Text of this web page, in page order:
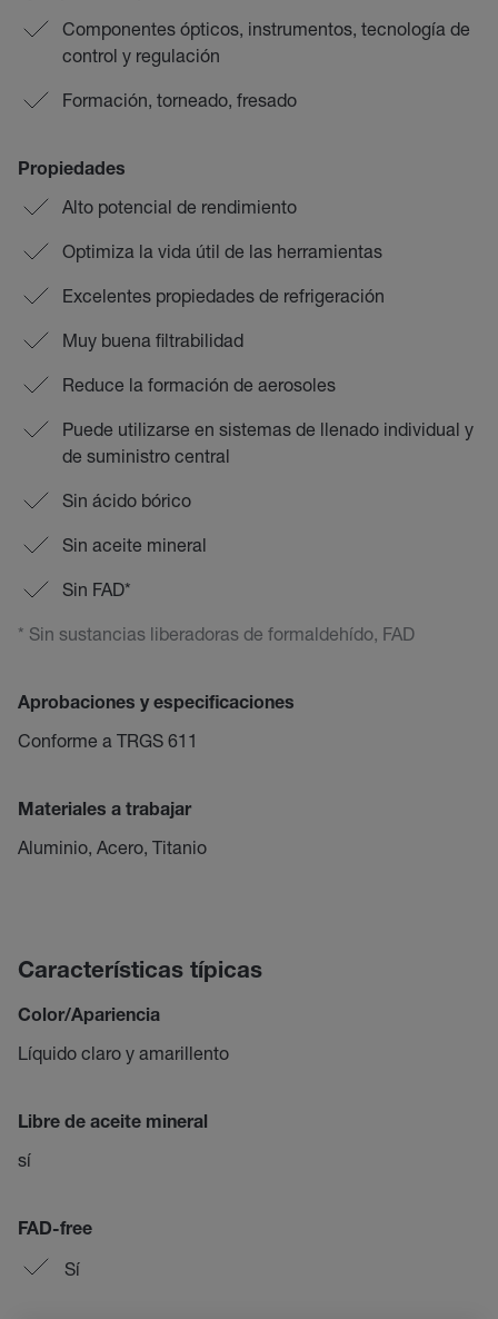
Componentes ópticos, instrumentos, tecnología de
control y regulación
Formación, torneado, fresado
Propiedades
Alto potencial de rendimiento
Optimiza la vida útil de las herramientas
Excelentes propiedades de refrigeración
Muy buena filtrabilidad
Reduce la formación de aerosoles
Puede utilizarse en sistemas de llenado individual y
de suministro central
Sin ácido bórico
Sin aceite mineral
Sin FAD*
* Sin sustancias liberadoras de formaldehído, FAD
Aprobaciones y especificaciones
Conforme a TRGS 611
Materiales a trabajar
Aluminio, Acero, Titanio
Características típicas
Color/Apariencia
Líquido claro y amarillento
Libre de aceite mineral
sí
FAD-free
Sí